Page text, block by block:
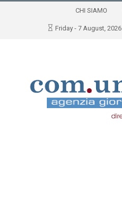
CHI SIAMO
Friday - 7 August, 2026